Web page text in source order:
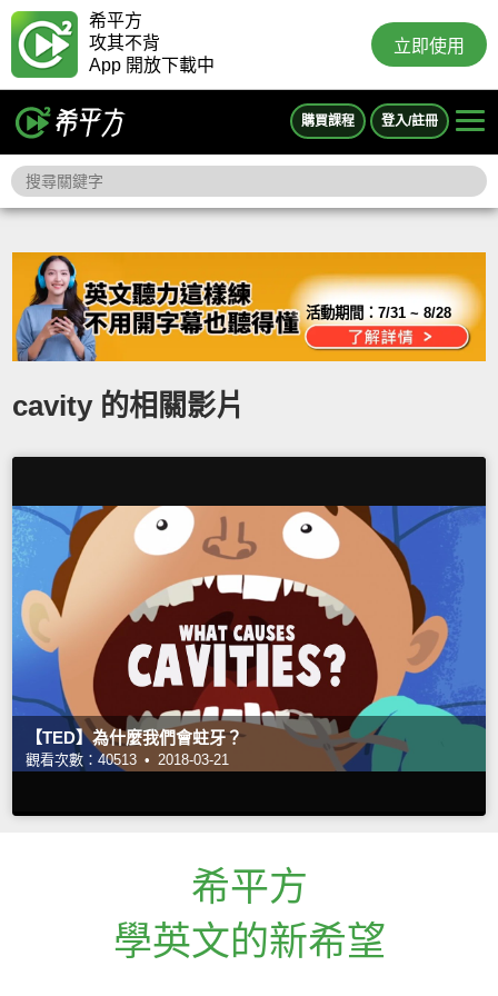
希平方
攻其不背
App 開放下載中
立即使用
購買課程 登入/註冊
活動期間：7/31 ~ 8/28
cavity 的相關影片
【TED】為什麼我們會蛀牙？
觀看次數：40513 • 2018-03-21
希平方
學英文的新希望